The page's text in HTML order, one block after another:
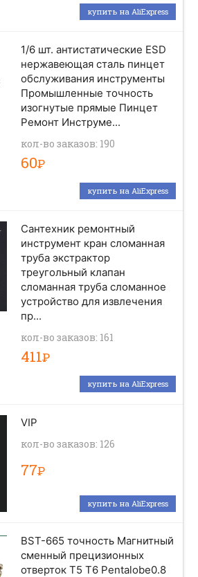
купить на AliExpress
1/6 шт. антистатические ESD
нержавеющая сталь пинцет
обслуживания инструменты
Промышленные точность
изогнутые прямые Пинцет
Ремонт Инструме...
кол-во заказов: 190
60Р
купить на AliExpress
Сантехник ремонтный
инструмент кран сломанная
труба экстрактор
треугольный клапан
сломанная труба сломанное
устройство для извлечения
пр...
кол-во заказов: 161
411Р
купить на AliExpress
VIP
кол-во заказов: 126
77Р
купить на AliExpress
BST-665 точность Магнитный
сменный прецизионных
отверток T5 T6 Pentalobe0.8